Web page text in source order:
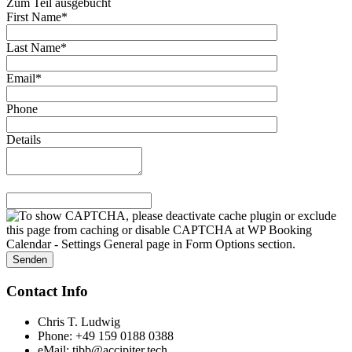
Zum Teil ausgebucht
First Name*
Last Name*
Email*
Phone
Details
Contact Info
Chris T. Ludwig
Phone: +49 159 0188 0388